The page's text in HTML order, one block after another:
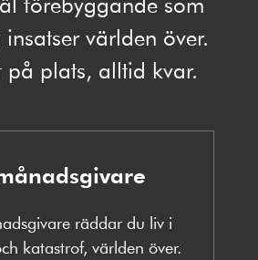
världen över.
på plats, alltid kvar.
räddar du liv i
katastrof, världen över.